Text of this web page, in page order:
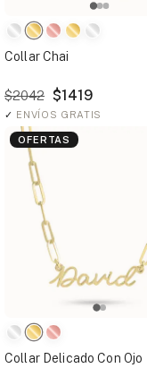
Collar Chai
$2042 $1419
✓ ENVÍOS GRATIS
OFERTAS
Collar Delicado Con Ojo